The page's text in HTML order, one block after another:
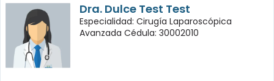
Dra. Dulce Test Test
Especialidad: Cirugía Laparoscópica
Avanzada Cédula: 30002010